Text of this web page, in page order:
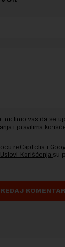
molimo vas da se
i pravilima
reCaptcha i
Korišćenja su